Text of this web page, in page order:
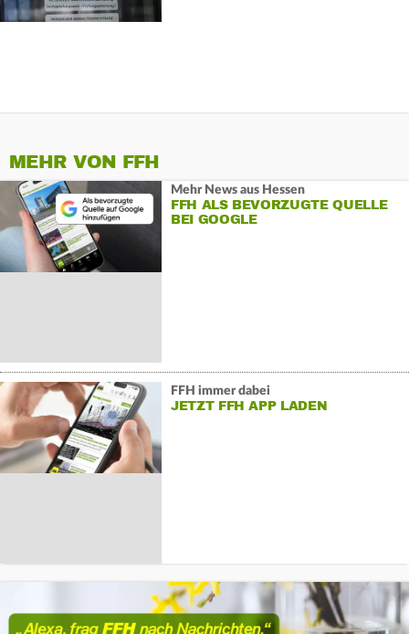
MEHR VON FFH
Mehr News aus Hessen
FFH ALS BEVORZUGTE QUELLE
BEI GOOGLE
FFH immer dabei
JETZT FFH APP LADEN